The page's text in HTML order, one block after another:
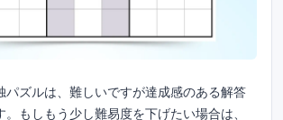
パズルは、難しいですが達成感のある解答
もしもう少し難易度を下げたい場合は、